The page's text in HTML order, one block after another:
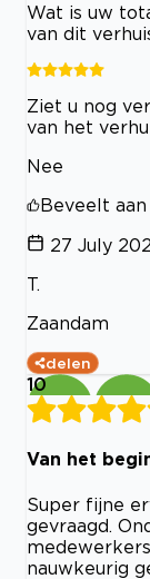
Wat is uw
van dit
Ziet u nog
van het
Nee
Beveelt aan
27 July
T.
Zaandam
delen
10
Van het
Super fijne
gevraagd.
nauwkeurig